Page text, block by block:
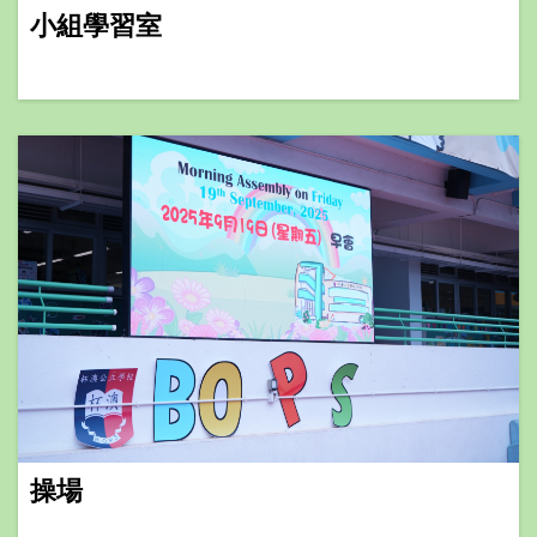
小組學習室
操場